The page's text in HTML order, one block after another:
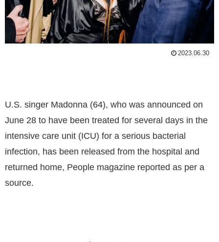
2023.06.30
U.S. singer Madonna (64), who was announced on
June 28 to have been treated for several days in the
intensive care unit (ICU) for a serious bacterial
infection, has been released from the hospital and
returned home, People magazine reported as per a
source.